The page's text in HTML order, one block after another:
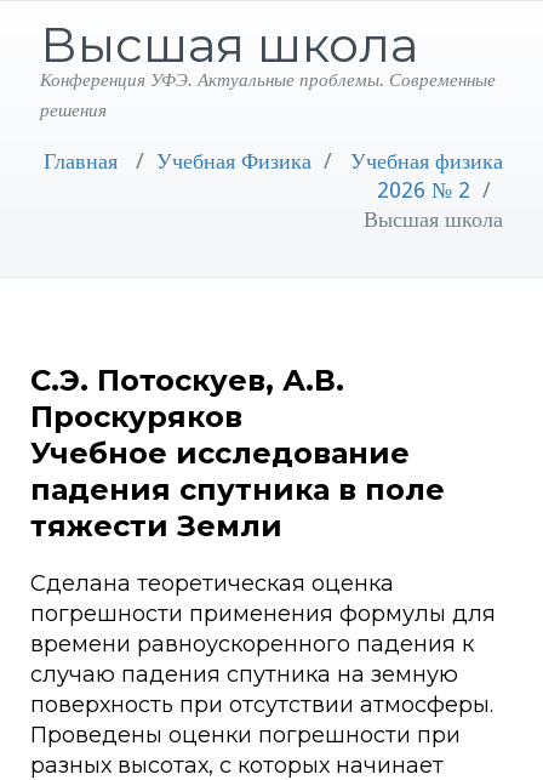
Высшая школа
Конференция УФЭ. Актуальные проблемы. Современные
решения
Главная / Учебная Физика / Учебная физика
2026 № 2 /
Высшая школа
С.Э. Потоскуев, А.В.
Проскуряков
Учебное исследование
падения спутника в поле
тяжести Земли
Сделана теоретическая оценка
погрешности применения формулы для
времени равноускоренного падения к
случаю падения спутника на земную
поверхность при отсутствии атмосферы.
Проведены оценки погрешности при
разных высотах, с которых начинает